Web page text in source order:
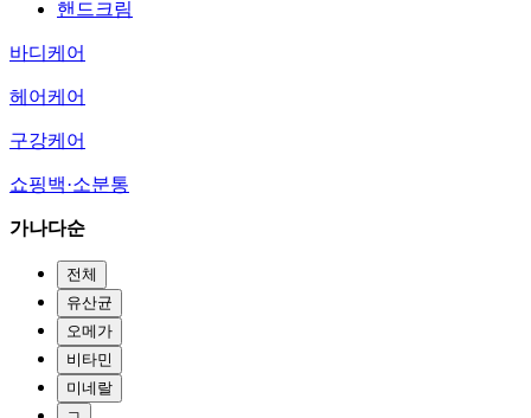
핸드크림
바디케어
헤어케어
구강케어
쇼핑백·소분통
가나다순
전체
유산균
오메가
비타민
미네랄